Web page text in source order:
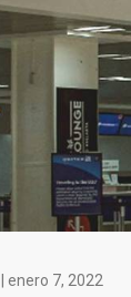
enero 7, 2022